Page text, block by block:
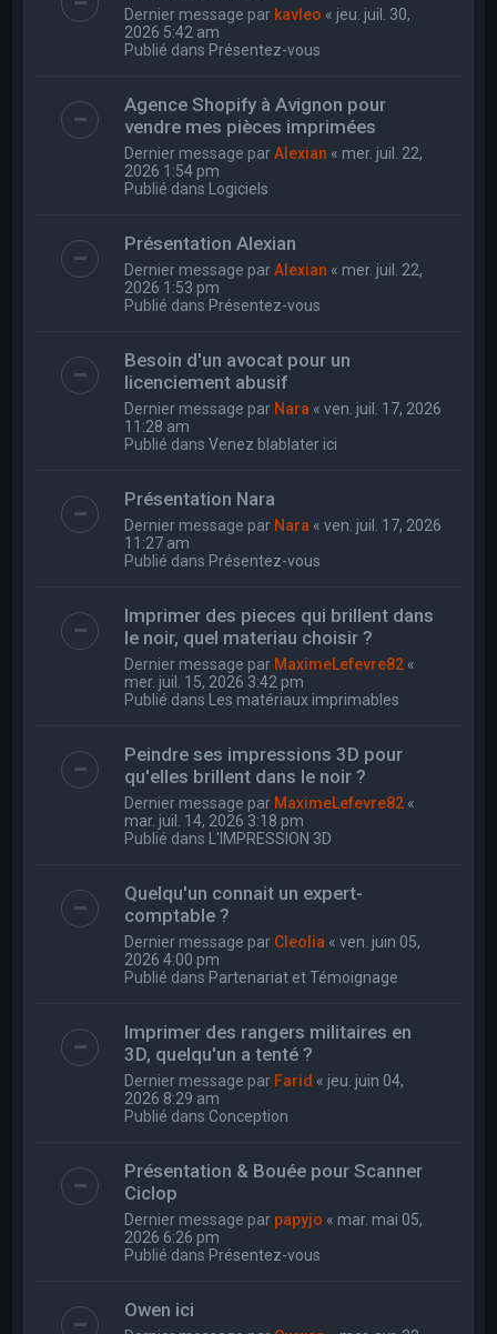
Dernier message par kavleo « jeu. juil. 30,
2026 5:42 am
Publié dans Présentez-vous
Agence Shopify à Avignon pour
vendre mes pièces imprimées
Dernier message parAlexian « mer. juil. 22,
2026 1:54 pm
Publié dans Logiciels
Présentation Alexian
Dernier message parAlexian « mer. juil. 22,
2026 1:53 pm
Publié dans Présentez-vous
Besoin d'un avocat pour un
licenciement abusif
Dernier message par Nara «ven. juil. 17, 2026
11:28 am
Publié dansVenez blablater ici
Présentation Nara
Dernier message par Nara «ven. juil. 17, 2026
11:27 am
Publié dans Présentez-vous
Imprimer des pieces qui brillent dans
le noir, quel materiau choisir ?
Dernier message par MaximeLefevre82 «
mer. juil. 15, 2026 3:42 pm
Publié dans Les matériaux imprimables
Peindre ses impressions 3D pour
qu'elles brillent dans le noir ?
Dernier message par MaximeLefevre82 «
mar. juil. 14, 2026 3:18 pm
Publié dans L'IMPRESSION 3D
Quelqu'un connait un expert-
comptable ?
Dernier message par Cleolia «ven. juin 05,
2026 4:00 pm
Publié dans Partenariat et Témoignage
Imprimer des rangers militaires en
3D, quelqu'un a tenté ?
Dernier message par Farid « jeu. juin 04,
2026 8:29 am
Publié dans Conception
Présentation & Bouée pour Scanner
Ciclop
Dernier message par papyjo « mar. mai 05,
2026 6:26 pm
Publié dans Présentez-vous
Owen ici